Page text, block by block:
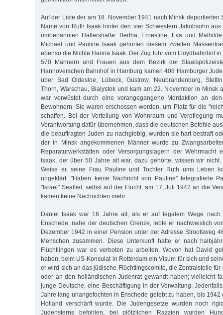
Auf der Liste der am 18. November 1941 nach Minsk deportierten
Name von Ruth Isaak hinter den vier Schwestern Jakobsohn aus
umbenannten Hallerstraße: Bertha, Ernestine, Eva und
Michael und Pauline Isaak gehörten diesem zweiten
ebenso die Nichte Hanna Isaak. Der Zug fuhr vom Lloydbahnhof
570 Männern und Frauen aus dem Bezirk der
Hannoverschen Bahnhof in Hamburg kamen 408 Hamburger
über Bad Oldesloe, Lübeck, Güstrow, Neubrandenburg,
Thorn, Warschau, Bialystok und kam am 22. November in Minsk
war verwüstet durch eine vorangegangene Mordaktion an
Bewohnern. Sie waren erschossen worden, um Platz für die
schaffen. Bei der Verteilung von Wohnraum und Verpflegung
Verantwortung dafür übernehmen, dass die deutschen Befehle
die beauftragten Juden zu nachgiebig, wurden sie hart bestraft
der in Minsk angekommenen Männer wurde zu
Reparaturwerkstätten oder Versorgungslagern der Wehrmacht
Isaak, der über 50 Jahre alt war, dazu gehörte, wissen wir
Weise er, seine Frau Pauline und Tochter Ruth ums Leben
ungeklärt. "Haben keine Nachricht von Pauline" telegrafierte
"Israel" Sealtiel, selbst auf der Flucht, am 17. Juli 1942 an die
kamen keine Nachrichten mehr.
Daniel Isaak war 16 Jahre alt, als er auf legalem Wege nach
Enschede, nahe der deutschen Grenze, lebte er nachweislich
Dezember 1942 in einer Pension unter der Adresse Strootsweg
Menschen zusammen. Diese Unterkunft hatte er nach
Flüchtlingen war es verboten zu arbeiten. Wovon hat David
haben, beim US-Konsulat in Rotterdam ein Visum für sich und
er wird sich an das jüdische Flüchtlingscomité, die Zentralstelle für
oder an den holländischen Judenrat gewandt haben; vielleicht
junge Deutsche, eine Beschäftigung in der Verwaltung.
Jahre lang unangefochten in Enschede gelebt zu haben, bis
Holland verschärft wurde. Die Judengesetze wurden noch
Judensterns befohlen, bei plötzlichen Razzien wurden